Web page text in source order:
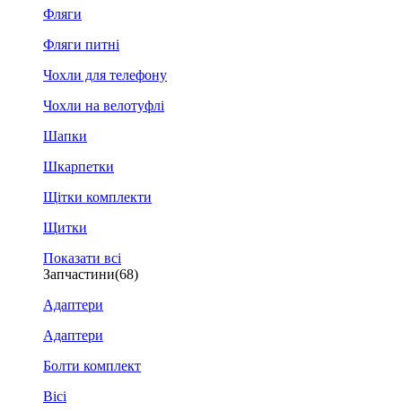
Фляги
Фляги питні
Чохли для телефону
Чохли на велотуфлі
Шапки
Шкарпетки
Щітки комплекти
Щитки
Показати всі
Запчастини(68)
Адаптери
Адаптери
Болти комплект
Вісі